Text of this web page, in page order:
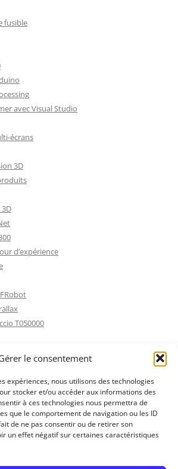
le consentement
expériences, nous utilisons des technologies
stocker et/ou accéder aux informations des
à ces technologies nous permettra de
que le comportement de navigation ou les ID
de ne pas consentir ou de retirer son
un effet négatif sur certaines caractéristiques
fusible
avec Visual Studio
écrans
3D
d’expérience
T050000